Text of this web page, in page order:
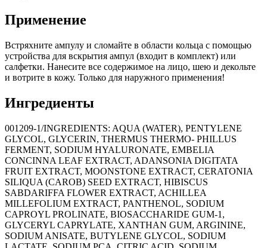
Применение
Встряхните ампулу и сломайте в области кольца с помощью
устройства для вскрытия ампул (входит в комплект) или
салфетки. Нанесите все содержимое на лицо, шею и декольте
и вотрите в кожу. Только для наружного применения!
Ингредиенты
001209-1/INGREDIENTS: AQUA (WATER), PENTYLENE
GLYCOL, GLYCERIN, THERMUS THERMO- PHILLUS
FERMENT, SODIUM HYALURONATE, EMBELIA
CONCINNA LEAF EXTRACT, ADANSONIA DIGITATA
FRUIT EXTRACT, MOONSTONE EXTRACT, CERATONIA
SILIQUA (CAROB) SEED EXTRACT, HIBISCUS
SABDARIFFA FLOWER EXTRACT, ACHILLEA
MILLEFOLIUM EXTRACT, PANTHENOL, SODIUM
CAPROYL PROLINATE, BIOSACCHARIDE GUM-1,
GLYCERYL CAPRYLATE, XANTHAN GUM, ARGININE,
SODIUM ANISATE, BUTYLENE GLYCOL, SODIUM